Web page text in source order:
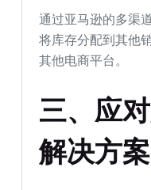
通过亚马逊的多渠
将库存分配到其他
其他电商平台。
三、应
解决方案